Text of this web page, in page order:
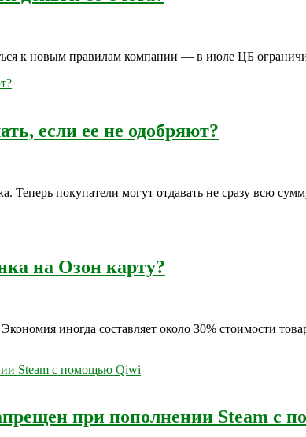
к новым правилам компании — в июле ЦБ
если ее не одобряют?
покупатели могут отдавать не сразу всю
на Озон карту?
иногда составляет около 30% стоимости
при пополнении Steam с